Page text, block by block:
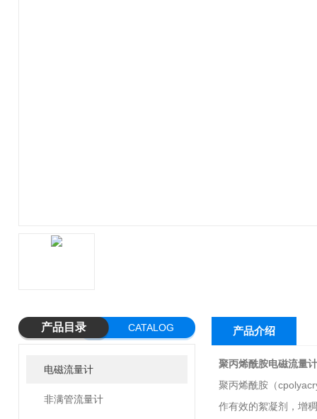
产品目录 CATALOG
电磁流量计
非满管流量计
产品介绍
聚丙烯酰胺电磁流量计
聚丙烯酰胺（
作有效的絮凝剂，增